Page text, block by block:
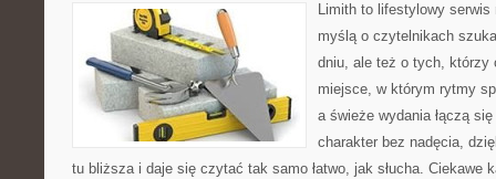
Limith to lifestylowy
myślą o czytelnikach
dniu, ale też o tych, którzy
miejsce, w którym rytmy
a świeże wydania łączą
charakter bez nadęcia,
tu bliższa i daje się czytać tak samo łatwo, jak słucha. Ciekawe